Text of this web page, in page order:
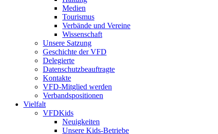
Medien
Tourismus
Verbände und Vereine
Wissenschaft
Unsere Satzung
Geschichte der VFD
Delegierte
Datenschutzbeauftragte
Kontakte
VFD-Mitglied werden
Verbandspositionen
Vielfalt
VFDKids
Neuigkeiten
Unsere Kids-Betriebe